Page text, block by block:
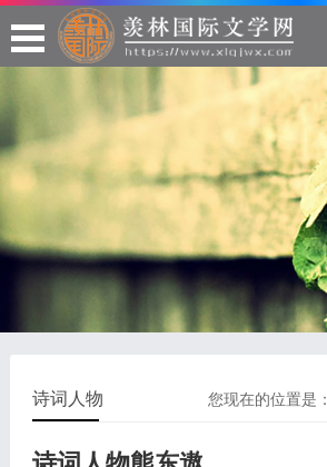
您现在的位置是：
诗词人物